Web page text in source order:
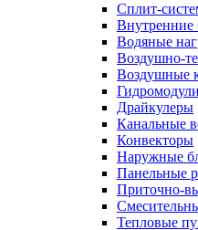
Сплит-
Внутренние
Водяные
Воздушно-
Воздушные
Гидромодули
Драйкулеры
Канальные
Конвекторы
Наружные
Панельные
Приточно-
Тепловые